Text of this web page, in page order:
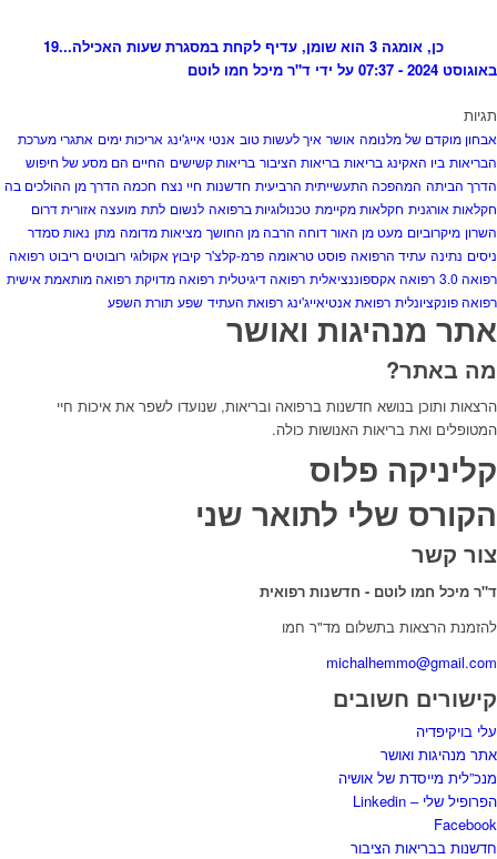
כן, אומגה 3 הוא שומן, עדיף לקחת במסגרת שעות האכילה...
19
באוגוסט 2024 - 07:37 על ידי ד"ר מיכל חמו לוטם
תגיות
אבחון מוקדם של מלנומה אושר איך לעשות טוב אנטי אייג'ינג אריכות ימים אתגרי מערכת
הבריאות ביו האקינג בריאות בריאות הציבור בריאות קשישים החיים הם מסע של חיפוש
הדרך הביתה המהפכה התעשייתית הרביעית חדשנות חיי נצח חכמה הדרך מן ההולכים בה
חקלאות אורגנית חקלאות מקיימת טכנולוגיות ברפואה לנשום לתת מועצה אזורית דרום
השרון מיקרוביום מעט מן האור דוחה הרבה מן החושך מציאות מדומה מתן נאות סמדר
ניסים נתינה עתיד הרפואה פוסט טראומה פרמ-קלצ'ר קיבוץ אקולוגי רובוטים ריבוט רפואה
רפואה 3.0
רפואה אקספוננציאלית רפואה דיגיטלית רפואה מדויקת רפואה מותאמת אישית
רפואה פונקציונלית רפואת אנטיאייג'ינג רפואת העתיד שפע תורת השפע
אתר מנהיגות ואושר
מה באתר?
הרצאות ותוכן בנושא חדשנות ברפואה ובריאות, שנועדו לשפר את איכות חיי
המטופלים ואת בריאות האנושות כולה.
קליניקה פלוס
הקורס שלי לתואר שני
צור קשר
ד"ר מיכל חמו לוטם - חדשנות רפואית
להזמנת הרצאות בתשלום מד"ר חמו
michalhemmo@gmail.com
קישורים חשובים
עלי בויקיפדיה
אתר מנהיגות ואושר
מנכ”לית מייסדת של אושיה
הפרופיל שלי – Linkedin
Facebook
חדשנות בבריאות הציבור